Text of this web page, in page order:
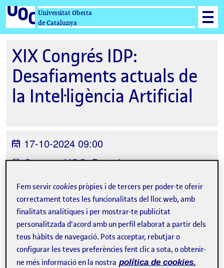
Universitat Oberta
de Catalunya
XIX Congrés IDP:
Desafiaments actuals de
la Intel·ligència Artificial
17-10-2024 09:00
Campus UOC, Barcelona
Organitzat perEstudis de Dret i Ciència
Política, UOC
Fem servircookies pròpies i de tercers per poder-te oferir
correctament totes les funcionalitats del lloc web, amb
finalitats analítiques i per mostrar-te publicitat
personalitzada d'acord amb un perfil elaborat a partir dels
teus hàbits de navegació. Pots acceptar, rebutjar o
configurar les teves preferències fent clic a sota, o obtenir-
ne més informació en la nostra política de cookies.